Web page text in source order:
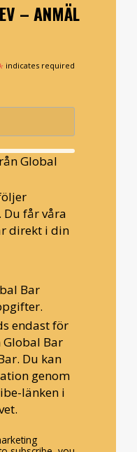
– ANMÄL
indicates required
Global
Du får våra
direkt i din
Bar
endast för
Bar
Du kan
genom
länken i